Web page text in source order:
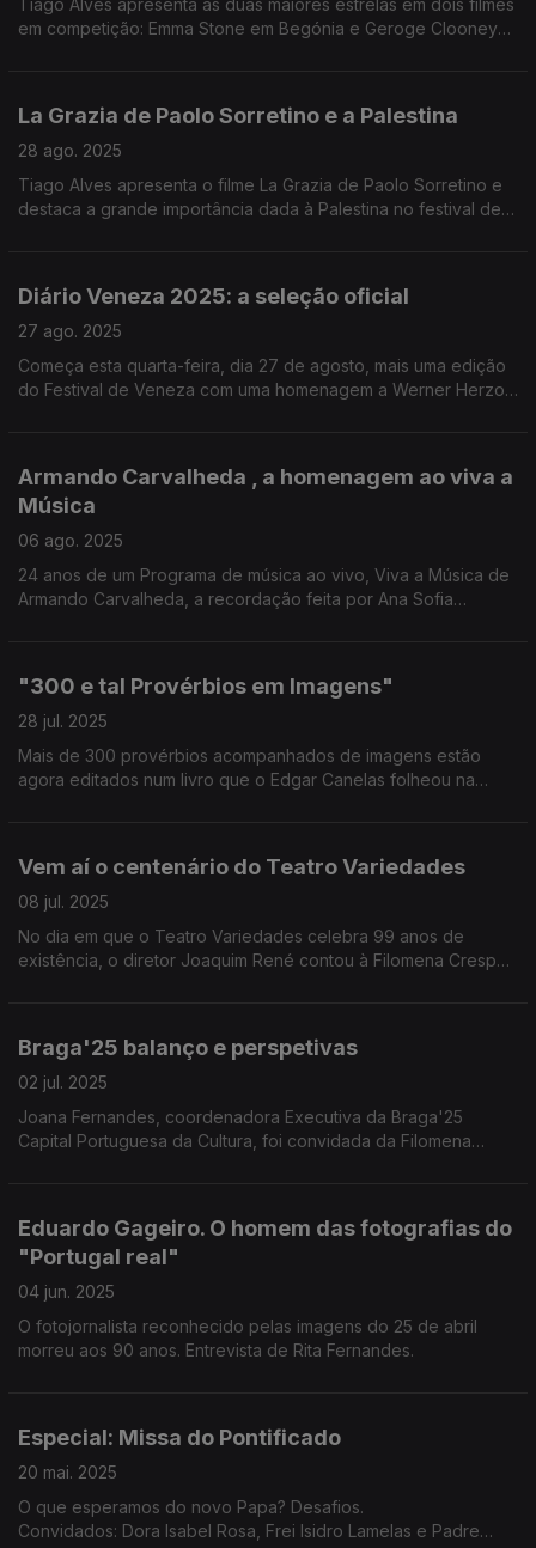
Tiago Alves apresenta as duas maiores estrelas em dois filmes
em competição: Emma Stone em Begónia e Geroge Clooney
La Grazia de Paolo Sorretino e a Palestina
28 ago. 2025
Tiago Alves apresenta o filme La Grazia de Paolo Sorretino e
destaca a grande importância dada à Palestina no festival de
Diário Veneza 2025: a seleção oficial
27 ago. 2025
Começa esta quarta-feira, dia 27 de agosto, mais uma edição
do Festival de Veneza com uma homenagem a Werner Herzog
Armando Carvalheda , a homenagem ao viva a
Música
06 ago. 2025
24 anos de um Programa de música ao vivo, Viva a Música de
Armando Carvalheda, a recordação feita por Ana Sofia
"300 e tal Provérbios em Imagens"
28 jul. 2025
Mais de 300 provérbios acompanhados de imagens estão
agora editados num livro que o Edgar Canelas folheou na
Vem aí o centenário do Teatro Variedades
08 jul. 2025
No dia em que o Teatro Variedades celebra 99 anos de
existência, o diretor Joaquim René contou à Filomena Crespo
Braga'25 balanço e perspetivas
02 jul. 2025
Joana Fernandes, coordenadora Executiva da Braga'25
Capital Portuguesa da Cultura, foi convidada da Filomena
Eduardo Gageiro. O homem das fotografias do
"Portugal real"
04 jun. 2025
O fotojornalista reconhecido pelas imagens do 25 de abril
morreu aos 90 anos. Entrevista de Rita Fernandes.
Especial: Missa do Pontificado
20 mai. 2025
O que esperamos do novo Papa? Desafios.
Convidados: Dora Isabel Rosa, Frei Isidro Lamelas e Padre